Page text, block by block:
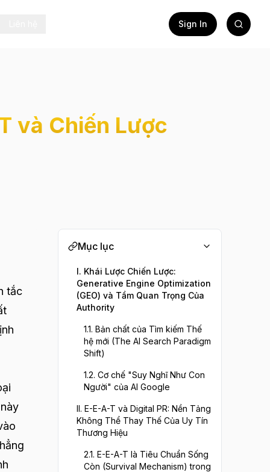
Sign In
và Chiến Lược
tắc
Mục lục
I. Khái Lược Chiến Lược:
Generative Engine Optimization
(GEO) và Tầm Quan Trọng Của
Authority
1.1. Bản chất của Tìm kiếm Thế
hệ mới (The AI Search Paradigm
Shift)
1.2. Cơ chế "Suy Nghĩ Như Con
Người" của AI Google
II. E-E-A-T và Digital PR: Nền Tảng
Không Thể Thay Thế Của Uy Tín
Thương Hiệu
2.1. E-E-A-T là Tiêu Chuẩn Sống
Còn (Survival Mechanism) trong